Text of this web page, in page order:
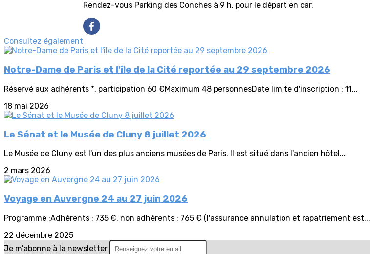
Rendez-vous Parking des Conches à 9 h, pour le départ en car.
Consultez également
Notre-Dame de Paris et l'île de la Cité reportée au 29 septembre 2026
Réservé aux adhérents *, participation 60 €Maximum 48 personnesDate limite d'inscription : 11...
18 mai 2026
Le Sénat et le Musée de Cluny 8 juillet 2026
Le Musée de Cluny est l'un des plus anciens musées de Paris. Il est situé dans l'ancien hôtel...
2 mars 2026
Voyage en Auvergne 24 au 27 juin 2026
Programme :Adhérents : 735 €, non adhérents : 765 € (l'assurance annulation et rapatriement est...
22 décembre 2025
Je m'abonne à la newsletter